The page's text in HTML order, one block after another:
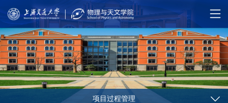
项目过程管理